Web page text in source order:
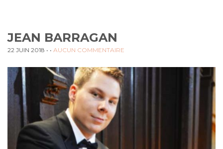
JEAN BARRAGAN
22 JUIN 2018 • • AUCUN COMMENTAIRE